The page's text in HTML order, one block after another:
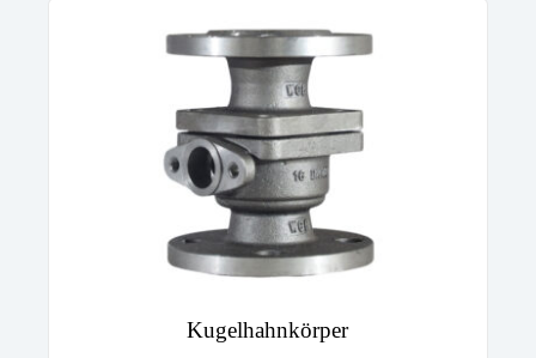
Kugelhahnkörper